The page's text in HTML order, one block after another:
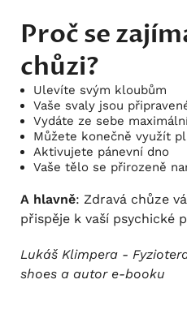
Proč se
chůzi?
Ulevíte svým kloubům
Vaše svaly jsou
Vydáte ze sebe
Můžete konečně využít
Aktivujete pánevní dno
Vaše tělo se přirozeně
A hlavně: Zdravá chůze
přispěje k vaší psychické
Lukáš Klimpera -
shoes a autor e-booku